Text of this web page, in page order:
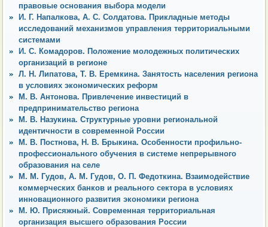
правовые основания выбора модели
И. Г. Напалкова, А. С. Солдатова. Прикладные методы
исследований механизмов управления территориальными
системами
И. С. Комадоров. Положение молодежных политических
организаций в регионе
Л. Н. Липатова, Т. В. Еремкина. Занятость населения региона
в условиях экономических реформ
М. В. Антонова. Привлечение инвестиций в
предпринимательство региона
М. В. Назукина. Структурные уровни региональной
идентичности в современной России
М. В. Постнова, Н. В. Брыкина. Особенности профильно-
профессионального обучения в системе непрерывного
образования на селе
М. М. Гудов, А. М. Гудов, О. П. Федоткина. Взаимодействие
коммерческих банков и реального сектора в условиях
инновационного развития экономики региона
М. Ю. Присяжный. Современная территориальная
организация высшего образования России